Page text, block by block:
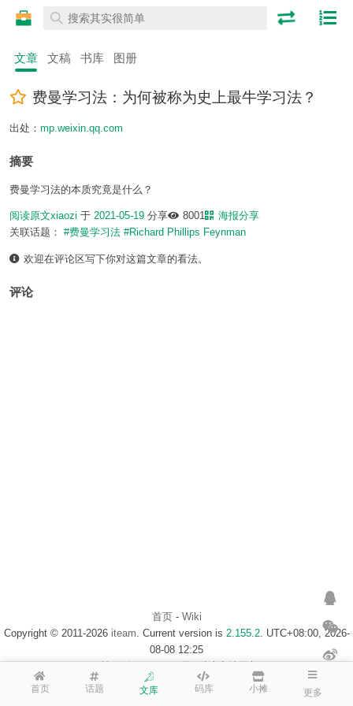
首页 话题 文库 码库 小摊 更多
文章 文稿 书库 图册
费曼学习法：为何被称为史上最牛学习法？
出处： mp.weixin.qq.com
摘要
费曼学习法的本质究竟是什么？
阅读原文xiaozi 于 2021-05-19 分享 8001
海报分享
关联话题： #费曼学习法 #Richard Phillips Feynman
欢迎在评论区写下你对这篇文章的看法。
评论
首页- Wiki
Copyright © 2011-2026 iteam. Current version is 2.155.2. UTC+08:00, 2026-
08-08 12:25